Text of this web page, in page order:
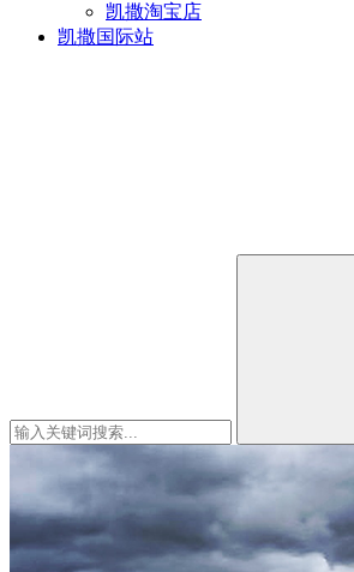
凯撒淘宝店
凯撒国际站